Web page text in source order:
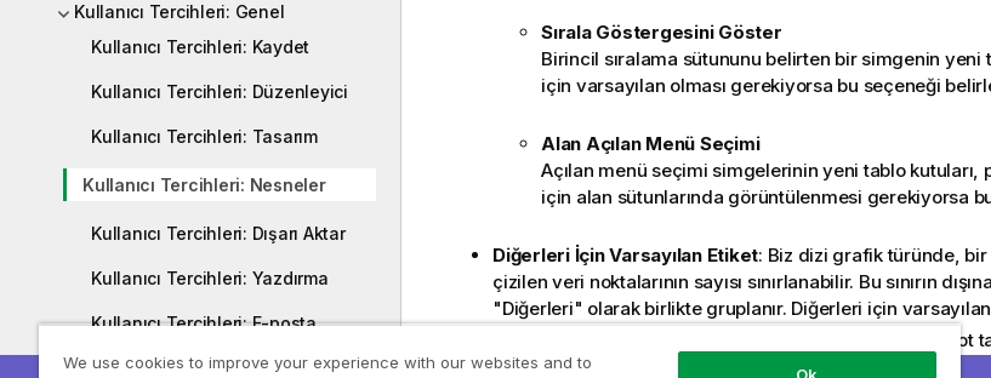
Kullanıcı Tercihleri: Genel
Kullanıcı Tercihleri: Kaydet
Kullanıcı Tercihleri: Düzenleyici
Kullanıcı Tercihleri: Tasarım
Kullanıcı Tercihleri: Nesneler
Kullanıcı Tercihleri: Dışarı Aktar
Kullanıcı Tercihleri: Yazdırma
Kullanıcı Tercihleri: E-posta
Kullanıcı Tercihleri: Konumlar
Sırala Göstergesini Göster
Birincil sıralama sütununu belirten bir simgenin yeni
için varsayılan olması gerekiyorsa bu seçeneği
Alan Açılan Menü Seçimi
Açılan menü seçimi simgelerinin yeni tablo
için alan sütunlarında görüntülenmesi gerekiyorsa
Diğerleri İçin Varsayılan Etiket: Biz dizi grafik türünde, bir
çizilen veri noktalarının sayısı sınırlanabilir. Bu sınırın
"Diğerleri" olarak birlikte gruplanır. Diğerleri için
: Sütun grafiklerinde, pivot
görüntülenebilen toplamlara "Toplam" varsayılan etiketi
We use cookies to improve your experience with our websites and to